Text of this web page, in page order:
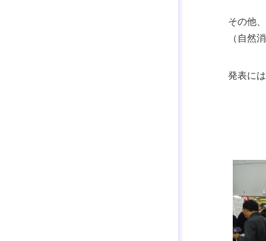
その他
（自然
発表に